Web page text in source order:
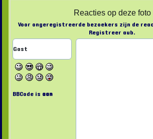
Reacties op deze foto
Voor ongeregistreerde bezoekers zijn de
Registreer aub.
BBCode is aan